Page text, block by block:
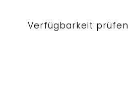
Verfügbarkeit prüfen